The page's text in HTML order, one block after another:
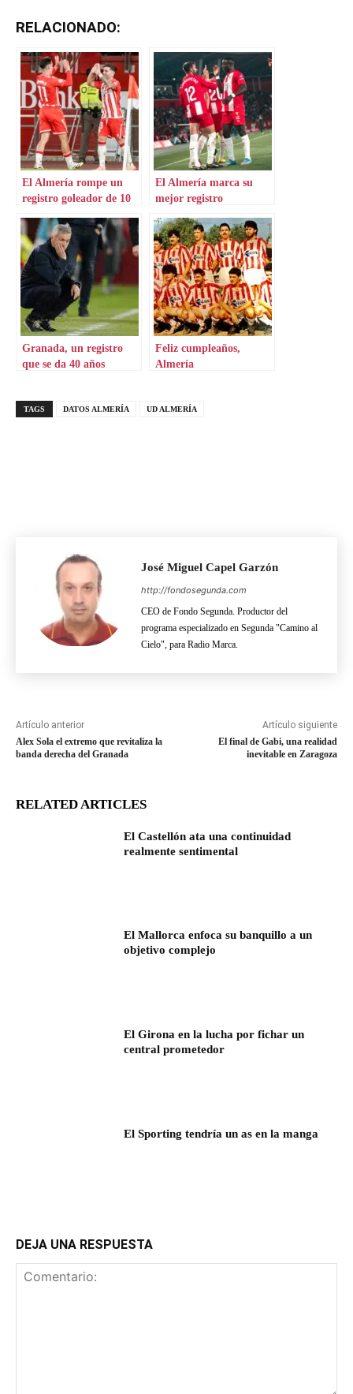
RELACIONADO:
El Almería rompe un
registro goleador de 10
El Almería marca su
mejor registro
Granada, un registro
que se da 40 años
Feliz cumpleaños,
Almería
TAGS DATOS ALMERÍA UD ALMERÍA
José Miguel Capel Garzón
http://fondosegunda.com
CEO de Fondo Segunda. Productor del
programa especializado en Segunda "Camino al
Cielo", para Radio Marca.
Artículo anterior
Alex Sola el extremo que revitaliza la
banda derecha del Granada
Artículo siguiente
El final de Gabi, una realidad
inevitable en Zaragoza
RELATED ARTICLES
El Castellón ata una continuidad
realmente sentimental
El Mallorca enfoca su banquillo a un
objetivo complejo
El Girona en la lucha por fichar un
central prometedor
El Sporting tendría un as en la manga
DEJA UNA RESPUESTA